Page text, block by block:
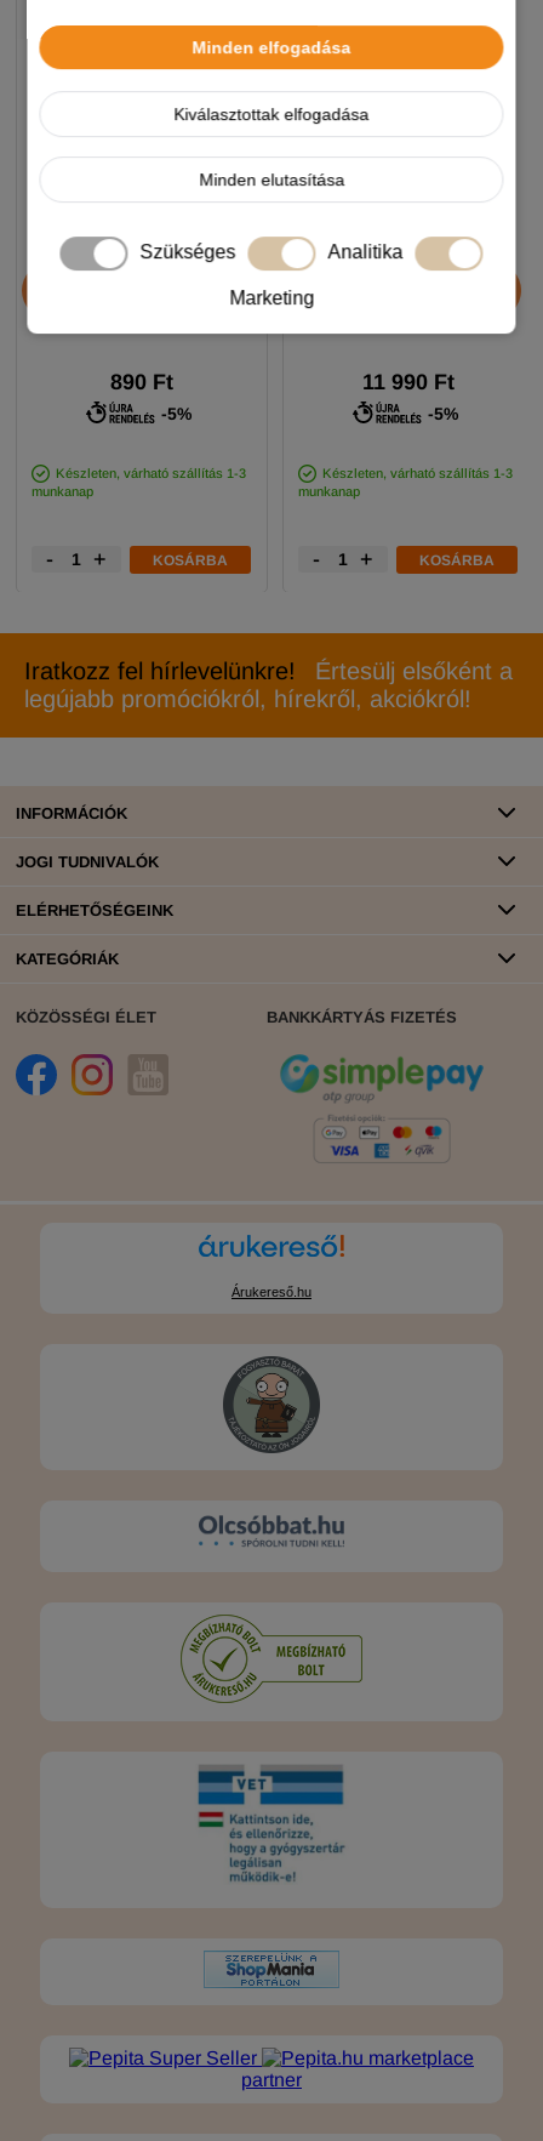
Minden elfogadása
Kiválasztottak elfogadása
Minden elutasítása
Szükséges Analitika
Marketing
Chicopee HNL Protein Bar
890 Ft
-5%
Készleten, várható szállítás 1-3
munkanap
- + KOSÁRBA
JosiDog Economy
11 990 Ft
-5%
Készleten, várható szállítás 1-3
munkanap
- + KOSÁRBA
Iratkozz fel hírlevelünkre!
Értesülj elsőként a
legújabb promóciókról, hírekről, akciókról!
INFORMÁCIÓK
JOGI TUDNIVALÓK
ELÉRHETŐSÉGEINK
KATEGÓRIÁK
KÖZÖSSÉGI ÉLET BANKKÁRTYÁS FIZETÉS
Árukereső.hu
marketplace
partner